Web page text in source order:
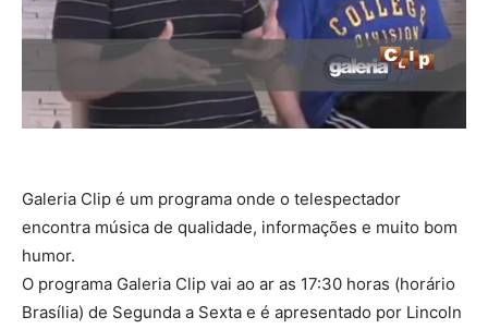
Galeria Clip é um programa onde o telespectador
encontra música de qualidade, informações e muito bom
humor.
O programa Galeria Clip vai ao ar as 17:30 horas (horário
Brasília) de Segunda a Sexta e é apresentado por Lincoln